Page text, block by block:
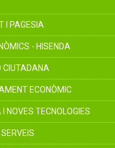
I PAGESIA
- HISENDA
CIUTADANA
ECONÒMIC
I NOVES TECNOLOGIES